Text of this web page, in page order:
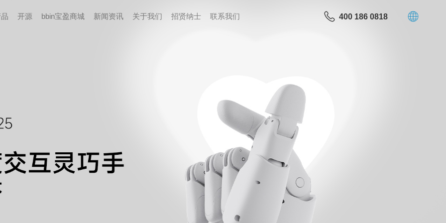
开源 bbin宝盈商城 新闻资讯 关于我们 招贤纳⼠ 联系我们 400 186 0818